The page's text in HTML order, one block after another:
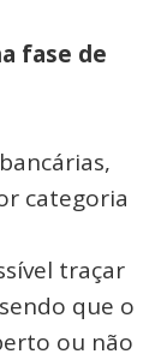
fase de
categoria
traçar
que o
ou não